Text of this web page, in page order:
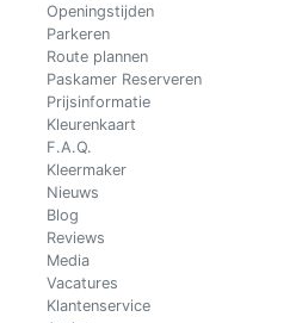
Openingstijden
Parkeren
Route plannen
Paskamer Reserveren
Prijsinformatie
Kleurenkaart
F.A.Q.
Kleermaker
Nieuws
Blog
Reviews
Media
Vacatures
Klantenservice